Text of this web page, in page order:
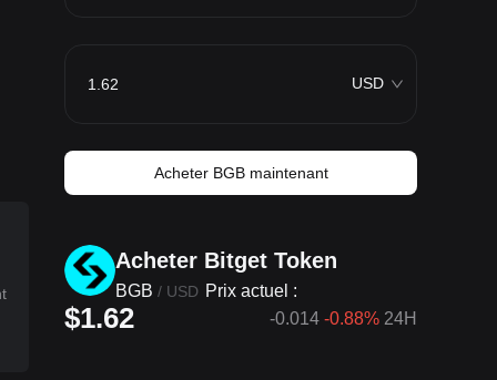
USD
Acheter BGB maintenant
Acheter Bitget Token
BGB / USD Prix actuel :
$1.62 -0.014 -0.88% 24H